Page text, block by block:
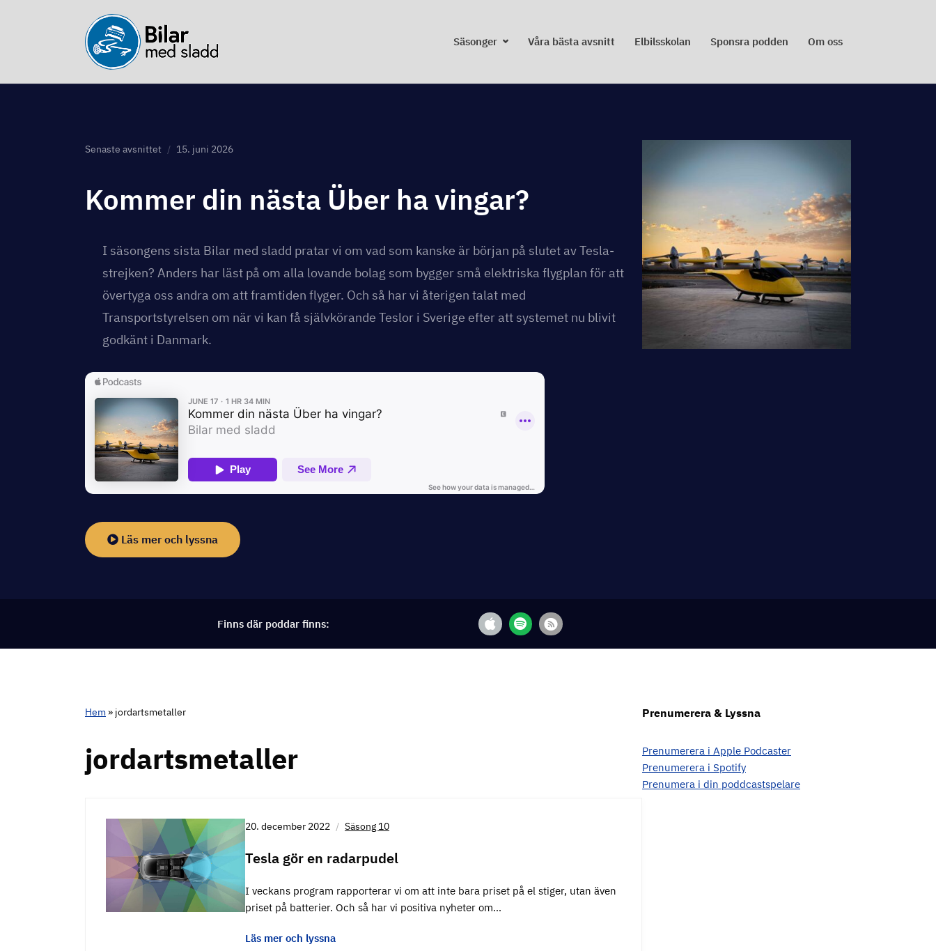
content
Säsonger Våra bästa avsnitt Elbilsskolan Sponsra podden Om oss
Senaste avsnittet 15. juni 2026
Kommer din nästa Über ha vingar?
I säsongens sista Bilar med sladd pratar vi om vad som kanske är början på slutet av Tesla-
strejken? Anders har läst på om alla lovande bolag som bygger små elektriska flygplan för att
övertyga oss andra om att framtiden flyger. Och så har vi återigen talat med
Transportstyrelsen om när vi kan få självkörande Teslor i Sverige efter att systemet nu blivit
godkänt i Danmark.
Läs mer och lyssna
Finns där poddar finns:
Hem» jordartsmetaller
jordartsmetaller
20. december 2022 Säsong 10
Tesla gör en radarpudel
I veckans program rapporterar vi om att inte bara priset på el stiger, utan även
priset på batterier. Och så har vi positiva nyheter om…
Läs mer och lyssna
Prenumerera & Lyssna
Prenumerera i Apple Podcaster
Prenumerera i Spotify
Prenumera i din poddcastspelare